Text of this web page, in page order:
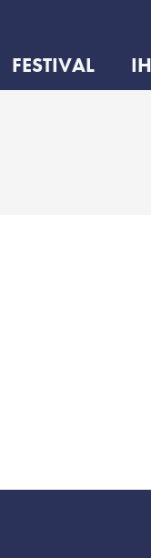
FESTIVAL